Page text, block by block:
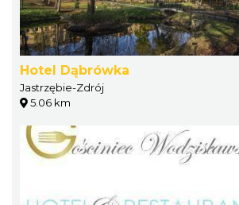
Hotel Dąbrówka
Jastrzębie-Zdrój
5.06 km